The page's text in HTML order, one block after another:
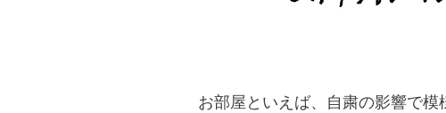
お部屋といえば、自粛の影響で